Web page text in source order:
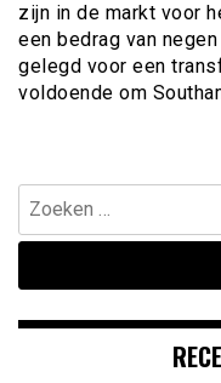
zijn in de markt voor
een bedrag van
gelegd voor een
voldoende om
Zoeken
naar: